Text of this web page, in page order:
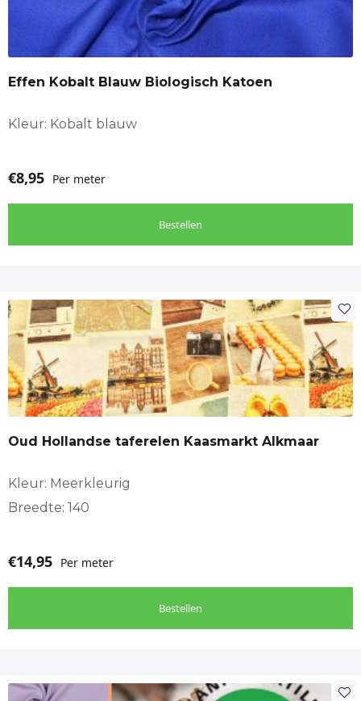
Effen Kobalt Blauw Biologisch Katoen
Kleur: Kobalt blauw
€8,95 Per meter
Bestellen
Oud Hollandse taferelen Kaasmarkt Alkmaar
Kleur: Meerkleurig
Breedte: 140
€14,95 Per meter
Bestellen
Dit